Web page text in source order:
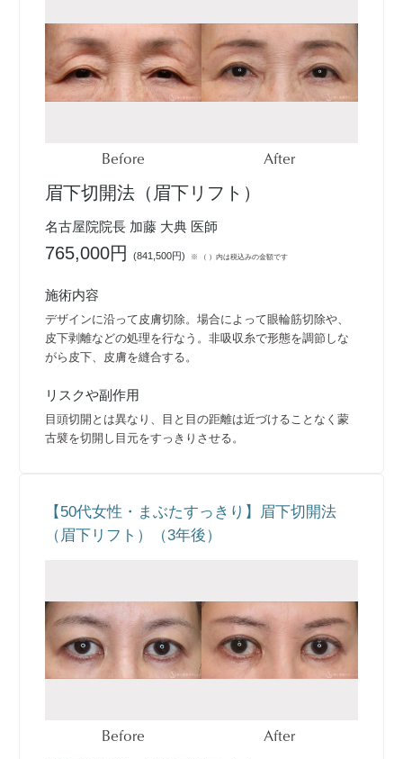
Before After
眉下切開法（眉下リフト）
名古屋院院長 加藤 大典 医師
765,000円(841,500円) ※ （ ）内は税込みの金額です
施術内容
デザインに沿って皮膚切除。場合によって眼輪筋切除や、
皮下剥離などの処理を行なう。非吸収糸で形態を調節しな
がら皮下、皮膚を縫合する。
リスクや副作用
目頭切開とは異なり、目と目の距離は近づけることなく蒙
古襞を切開し目元をすっきりさせる。
【50代女性・まぶたすっきり】眉下切開法
（眉下リフト）（3年後）
Before After